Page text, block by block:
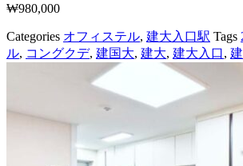
₩980,000
Categories オフィステル, 建大入口駅 Tags
ル, コングクデ, 建国大, 建大, 建大入口,